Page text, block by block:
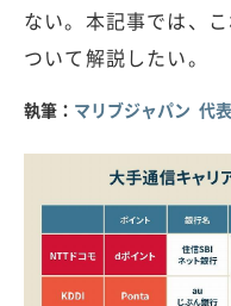
ない。本記事では、
ついて解説したい。
執筆： マリブジャパン 代